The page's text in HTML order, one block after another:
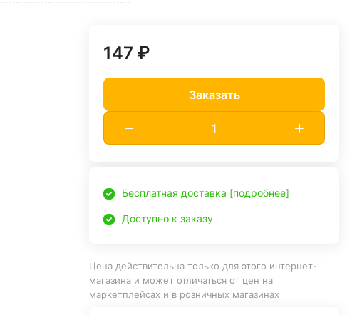
147 ₽
Заказать
Бесплатная доставка [подробнее]
Доступно к заказу
Цена действительна только для этого интернет-
магазина и может отличаться от цен на
маркетплейсах и в розничных магазинах